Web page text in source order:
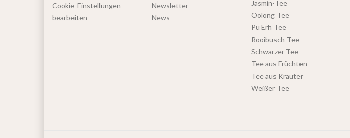
Cookie-Einstellungen
bearbeiten
Newsletter
News
Jasmin-Tee
Oolong Tee
Pu Erh Tee
Rooibusch-Tee
Schwarzer Tee
Tee aus Früchten
Tee aus Kräuter
Weißer Tee